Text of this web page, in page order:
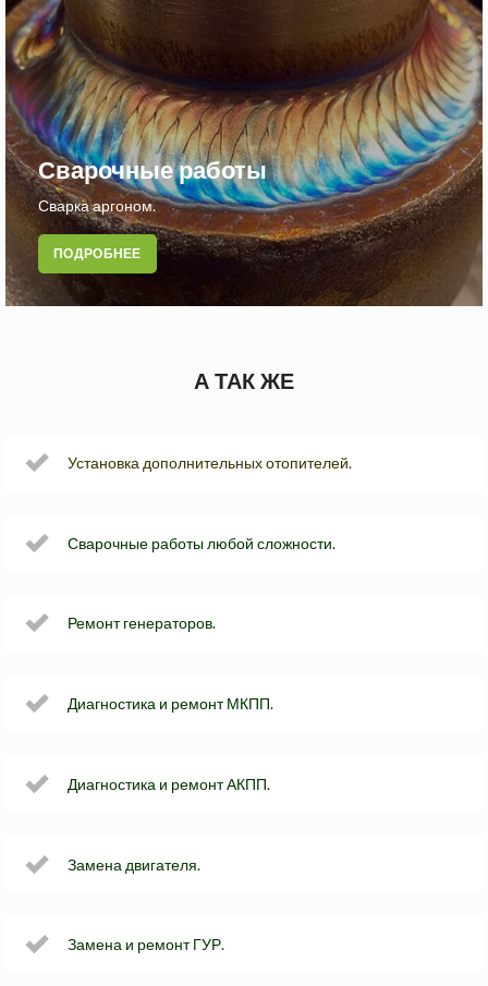
Сварочные работы
Сварка аргоном.
ПОДРОБНЕЕ
А ТАК ЖЕ
Установка дополнительных отопителей.
Сварочные работы любой сложности.
Ремонт генераторов.
Диагностика и ремонт МКПП.
Диагностика и ремонт АКПП.
Замена двигателя.
Замена и ремонт ГУР.